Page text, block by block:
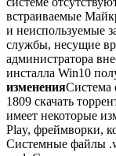
встраиваемые
и неиспользуемые
службы, несущие
администратора
инсталла Win10
измененияСистема
1809 скачать
имеет некоторые
Play, фреймворки,
Системные файлы